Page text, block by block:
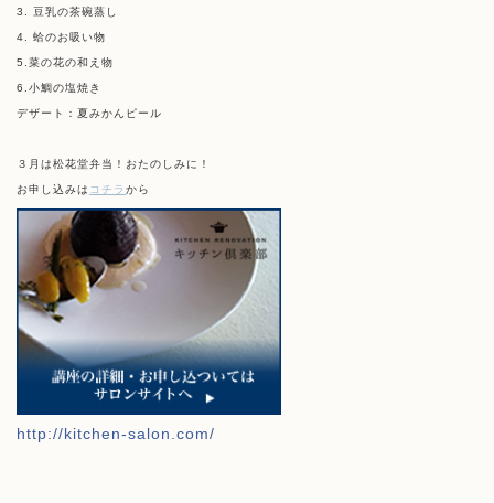
3. 豆乳の茶碗蒸し
4. 蛤のお吸い物
5.菜の花の和え物
6.小鯛の塩焼き
デザート：夏みかんピール
３月は松花堂弁当！おたのしみに！
お申し込みは コチラ から
http://kitchen-salon.com/